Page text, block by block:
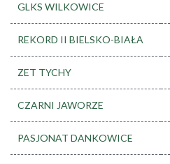
GLKS WILKOWICE
REKORD II BIELSKO-BIAŁA
ZET TYCHY
CZARNI JAWORZE
PASJONAT DANKOWICE